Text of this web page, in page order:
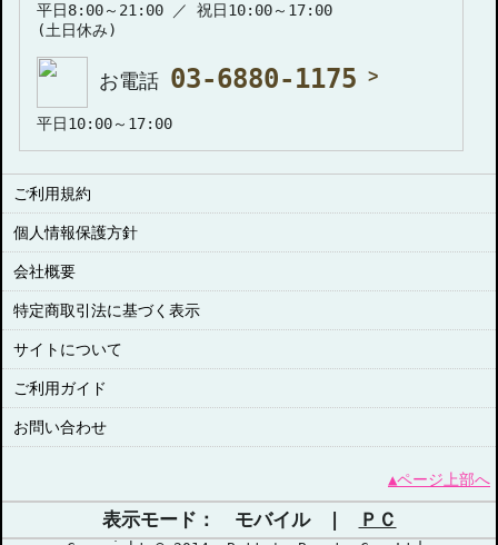
平日8:00～21:00 ／ 祝日10:00～17:00
(土日休み)
お電話 03-6880-1175
平日10:00～17:00
ご利用規約
個人情報保護方針
会社概要
特定商取引法に基づく表示
サイトについて
ご利用ガイド
お問い合わせ
▲ページ上部へ
表示モード： モバイル | ＰＣ